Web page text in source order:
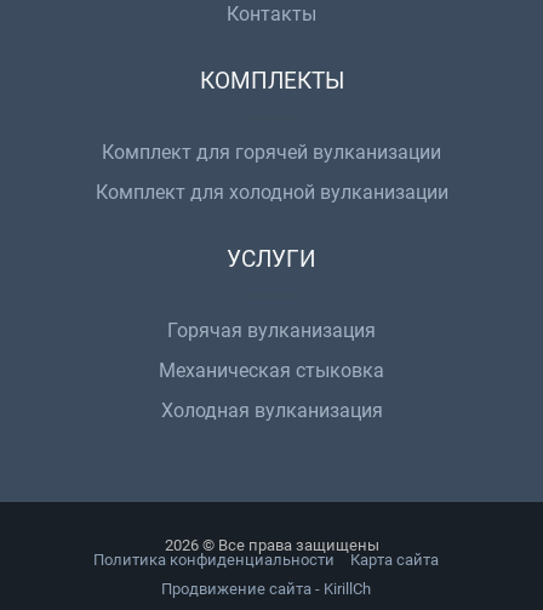
Контакты
КОМПЛЕКТЫ
Комплект для горячей вулканизации
Комплект для холодной вулканизации
УСЛУГИ
Горячая вулканизация
Механическая стыковка
Холодная вулканизация
2026 © Все права защищены
Политика конфиденциальности
Карта сайта
Продвижение сайта - KirillCh